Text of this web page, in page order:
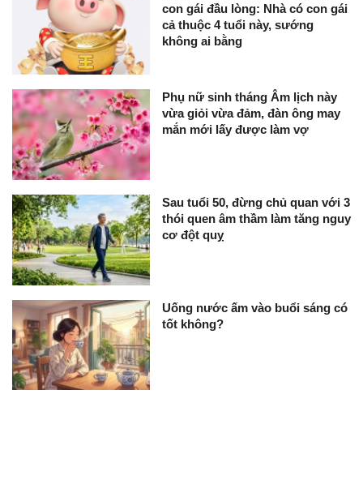
con gái đầu lòng: Nhà có con gái
cả thuộc 4 tuổi này, sướng
không ai bằng
Phụ nữ sinh tháng Âm lịch này
vừa giỏi vừa đảm, đàn ông may
mắn mới lấy được làm vợ
Sau tuổi 50, đừng chủ quan với 3
thói quen âm thầm làm tăng nguy
cơ đột quỵ
Uống nước ấm vào buổi sáng có
tốt không?